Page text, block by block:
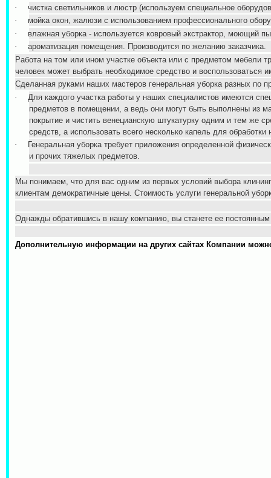
·
чистка светильников и люстр (используем специальное
·
мойка окон, жалюзи с использованием профессионального
·
влажная уборка - используется ковровый экстрактор, моющий
·
ароматизация помещения. Производится по желанию заказчика.
Работа на том или ином участке объекта или с предметом мебели
человек может выбрать необходимое средство и
Сделанная руками наших мастеров генеральная уборка разных по
·
Для каждого участка работы у наших специалистов имеются
предметов в помещении, а ведь они могут быть выполнены из
покрытие и чистить венецианскую штукатурку одним и тем же
средств, а использовать всего несколько капель для
·
Генеральная уборка требует приложения определенной
и прочих тяжелых предметов.
Мы понимаем, что для вас одним из первых условий выбора
клиентам демократичные цены. Стоимость услуги генеральной
Однажды обратившись в нашу компанию, вы станете ее постоянным
Дополнительную информации на других сайтах Компании